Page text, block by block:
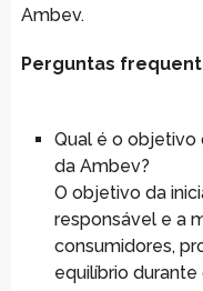
Ambev.
Perguntas
Qual é o objetivo
da Ambev?
O objetivo da
responsável e a
consumidores,
equilíbrio durante